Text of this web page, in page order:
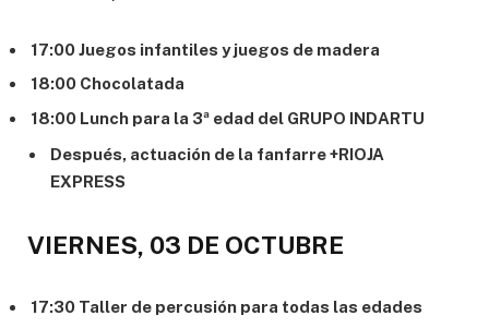
17:00 Juegos infantiles y juegos de madera
18:00 Chocolatada
18:00 Lunch para la 3ª edad del GRUPO INDARTU
Después, actuación de la fanfarre +RIOJA
EXPRESS
VIERNES, 03 DE OCTUBRE
17:30 Taller de percusión para todas las edades